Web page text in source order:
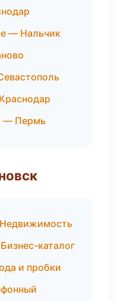
— Нальчик
— Пермь
каталог
и пробки